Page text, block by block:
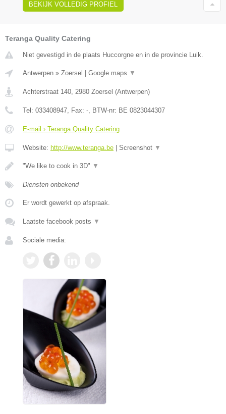
BEKIJK VOLLEDIG PROFIEL
Teranga Quality Catering
Niet gevestigd in de plaats Huccorgne en in de provincie Luik.
Antwerpen » Zoersel Google maps ▼
Achterstraat 140, 2980 Zoersel (Antwerpen)
Tel: 033408947, Fax: -, BTW-nr: BE 0823044307
E-mail › Teranga Quality Catering
Website: http://www.teranga.be Screenshot ▼
"We like to cook in 3D" ▼
Diensten onbekend
Er wordt gewerkt op afspraak.
Laatste facebook posts ▼
Sociale media: